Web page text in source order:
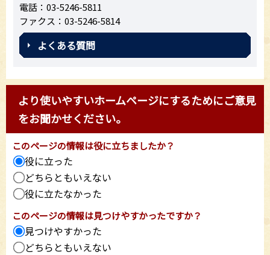
電話：03-5246-5811
ファクス：03-5246-5814
よくある質問
より使いやすいホームページにするためにご意見
をお聞かせください。
このページの情報は役に立ちましたか？
役に立った
どちらともいえない
役に立たなかった
このページの情報は見つけやすかったですか？
見つけやすかった
どちらともいえない